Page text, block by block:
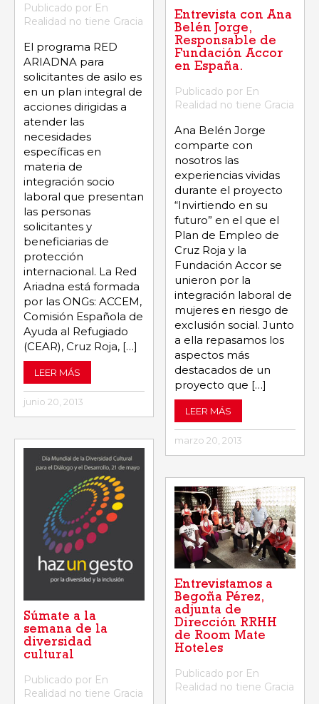
Publicado por En
Realidad no tiene Gracia
El programa RED
ARIADNA para
solicitantes de asilo es
en un plan integral de
acciones dirigidas a
atender las
necesidades
específicas en
materia de
integración socio
laboral que presentan
las personas
solicitantes y
beneficiarias de
protección
internacional. La Red
Ariadna está formada
por las ONGs: ACCEM,
Comisión Española de
Ayuda al Refugiado
(CEAR), Cruz Roja, […]
LEER MÁS
junio 20, 2013
Súmate a la
semana de la
diversidad
cultural
Publicado por En
Realidad no tiene Gracia
Entrevista con Ana
Belén Jorge,
Responsable de
Fundación Accor
en España.
Publicado por En
Realidad no tiene Gracia
Ana Belén Jorge
comparte con
nosotros las
experiencias vividas
durante el proyecto
“Invirtiendo en su
futuro” en el que el
Plan de Empleo de
Cruz Roja y la
Fundación Accor se
unieron por la
integración laboral de
mujeres en riesgo de
exclusión social. Junto
a ella repasamos los
aspectos más
destacados de un
proyecto que […]
LEER MÁS
marzo 20, 2013
Entrevistamos a
Begoña Pérez,
adjunta de
Dirección RRHH
de Room Mate
Hoteles
Publicado por En
Realidad no tiene Gracia